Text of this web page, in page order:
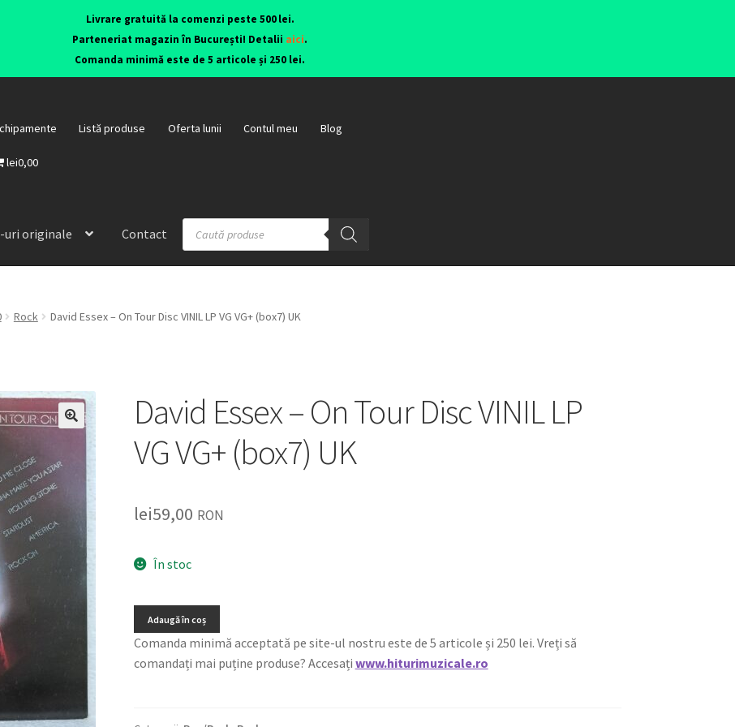
Livrare gratuită la comenzi peste 500 lei.
Parteneriat magazin în București! Detalii aici.
Comanda minimă este de 5 articole și 250 lei.
Listă produse Oferta lunii Contul meu Blog
lei0,00
uri originale Contact
Rock David Essex – On Tour Disc VINIL LP VG VG+ (box7) UK
David Essex – On Tour Disc VINIL LP
VG VG+ (box7) UK
lei59,00 RON
În stoc
Adaugă în coș
Comanda minimă acceptată pe site-ul nostru este de 5 articole și 250 lei. Vreți să
comandați mai puține produse? Accesați www.hiturimuzicale.ro